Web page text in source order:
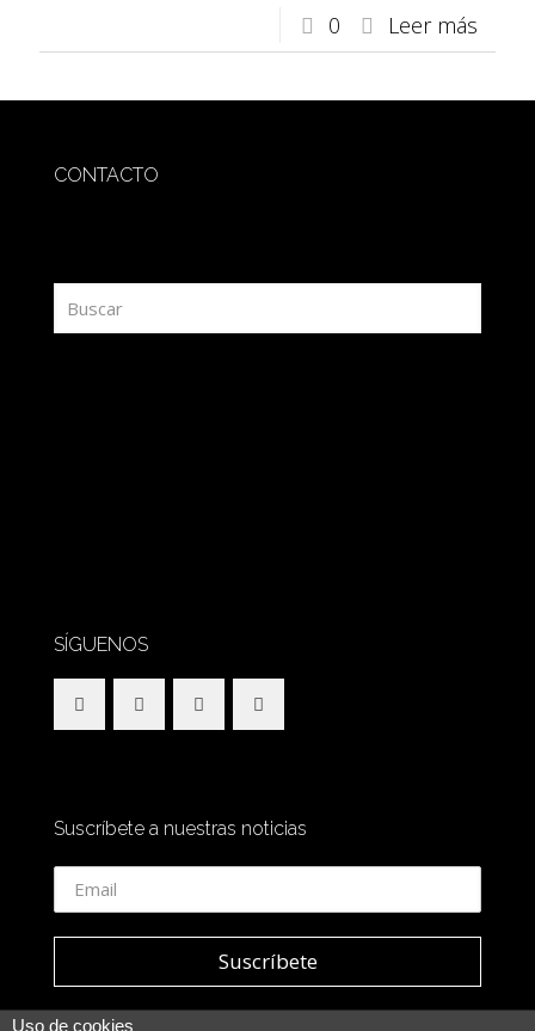
0 Leer más
CONTACTO
SÍGUENOS
Suscríbete a nuestras noticias
Uso de cookies